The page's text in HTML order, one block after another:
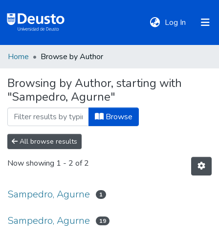
Log In (current)
Communities
&
Collections
All of DSpace
Home Browse by Author
Browsing by Author, starting with
"Sampedro, Agurne"
Browse
All browse results
Now showing 1 - 2 of 2
Sampedro, Agurne 1
Sampedro, Agurne 19